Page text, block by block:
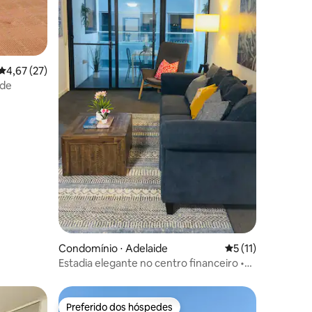
de uma avaliação média de 5, 27 avaliações
4,67 (27)
Condomínio ⋅ Adelaide 5 de uma
5 (11)
Estadia elegante no centro financeiro •
privilegiada
Preferido dos hóspedes